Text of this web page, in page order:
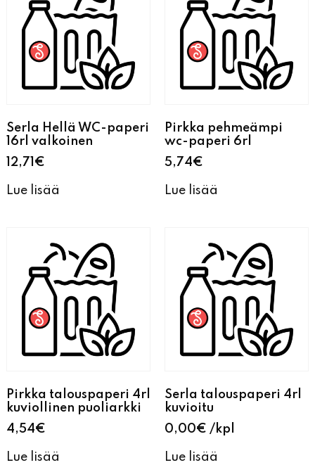
Serla Hellä WC-paperi
16rl valkoinen
12,71 €
Lue lisää
Pirkka pehmeämpi
wc-paperi 6rl
5,74€
Lue lisää
Pirkka talouspaperi 4rl
kuviollinen puoliarkki
4,54€
Lue lisää
Serla talouspaperi 4rl
kuvioitu
0,00€ kpl
Lue lisää